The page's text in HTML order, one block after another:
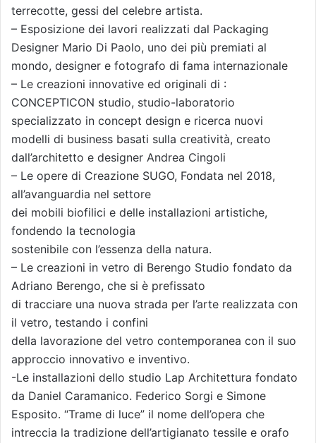
terrecotte, gessi del celebre artista.
– Esposizione dei lavori realizzati dal Packaging
Designer Mario Di Paolo, uno dei più premiati al
mondo, designer e fotografo di fama internazionale
– Le creazioni innovative ed originali di :
CONCEPTICON studio, studio-laboratorio
specializzato in concept design e ricerca nuovi
modelli di business basati sulla creatività, creato
dall’architetto e designer Andrea Cingoli
– Le opere di Creazione SUGO, Fondata nel 2018,
all’avanguardia nel settore
dei mobili biofilici e delle installazioni artistiche,
fondendo la tecnologia
sostenibile con l’essenza della natura.
– Le creazioni in vetro di Berengo Studio fondato da
Adriano Berengo, che si è prefissato
di tracciare una nuova strada per l’arte realizzata con
il vetro, testando i confini
della lavorazione del vetro contemporanea con il suo
approccio innovativo e inventivo.
-Le installazioni dello studio Lap Architettura fondato
da Daniel Caramanico. Federico Sorgi e Simone
Esposito. “Trame di luce” il nome dell’opera che
intreccia la tradizione dell’artigianato tessile e orafo